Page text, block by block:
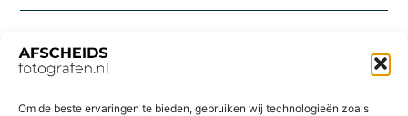
Om de beste ervaringen te bieden, gebruiken wij technologieën zoals